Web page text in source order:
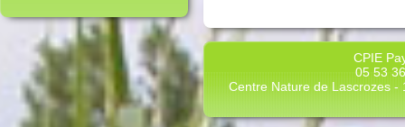
CPIE
05 53
Centre Nature de Lascrozes -